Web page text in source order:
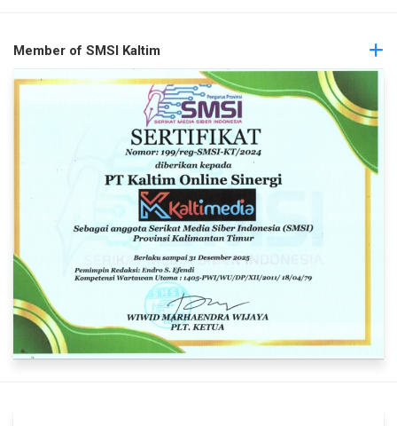
Member of SMSI Kaltim